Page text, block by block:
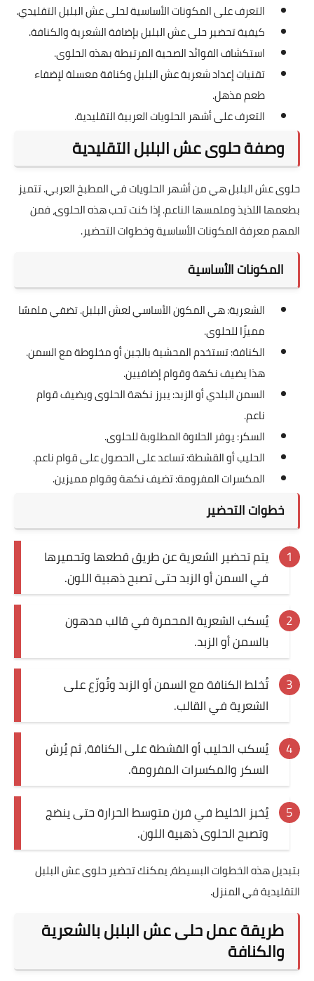
التعرف على المكونات الأساسية لحلى عش البلبل التقليدي.
كيفية تحضير حلى عش البلبل بإضافة الشعرية والكنافة.
استكشاف الفوائد الصحية المرتبطة بهذه الحلوى.
تقنيات إعداد شعرية عش البلبل وكنافة معسلة لإضفاء
طعم مذهل.
التعرف على أشهر الحلويات العربية التقليدية.
وصفة حلوى عش البلبل التقليدية
حلوى عش البلبل هي من أشهر الحلويات في المطبخ العربي. تتميز
بطعمها اللذيذ وملمسها الناعم. إذا كنت تحب هذه الحلوى، فمن
المهم معرفة المكونات الأساسية وخطوات التحضير.
المكونات الأساسية
الشعرية: هي المكون الأساسي لعش البلبل. تضفي ملمسًا
مميزًا للحلوى.
الكنافة: تستخدم المحشية بالجبن أو مخلوطة مع السمن.
هذا يضيف نكهة وقوام إضافيين.
السمن البلدي أو الزبد: يبرز نكهة الحلوى ويضيف قوام
ناعم.
السكر: يوفر الحلاوة المطلوبة للحلوى.
الحليب أو القشطة: تساعد على الحصول على قوام ناعم.
المكسرات المفرومة: تضيف نكهة وقوام مميزين.
خطوات التحضير
يتم تحضير الشعرية عن طريق قطعها وتحميرها
في السمن أو الزبد حتى تصبح ذهبية اللون.
يُسكب الشعرية المحمرة في قالب مدهون
بالسمن أو الزبد.
تُخلط الكنافة مع السمن أو الزبد وتُوزّع على
الشعرية في القالب.
يُسكب الحليب أو القشطة على الكنافة، ثم يُرش
السكر والمكسرات المفرومة.
يُخبز الخليط في فرن متوسط الحرارة حتى ينضج
وتصبح الحلوى ذهبية اللون.
بتبديل هذه الخطوات البسيطة، يمكنك تحضير حلوى عش البلبل
التقليدية في المنزل.
طريقة عمل حلى عش البلبل بالشعرية
والكنافة